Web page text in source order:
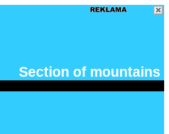
Section of mountains